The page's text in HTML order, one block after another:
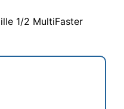
1/2 MultiFaster